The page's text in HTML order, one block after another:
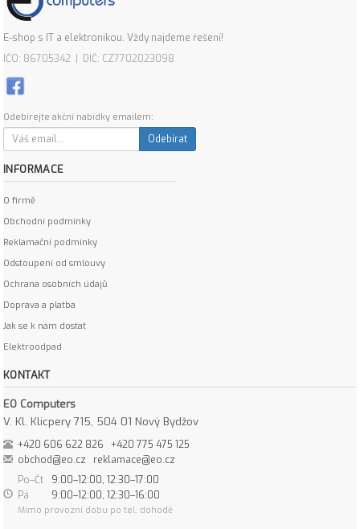
E-shop s IT a elektronikou. Vždy najdeme řešení!
IČO: 86705342 | DIČ: CZ7702023098
Odebírejte akční nabídky emailem:
Odebírat
INFORMACE
O firmě
Obchodní podmínky
Reklamační podmínky
Odstoupení od smlouvy
Ochrana osobních údajů
Doprava a platba
Jak se k nám dostat
Elektroodpad
KONTAKT
EO Computers
V. Kl. Klicpery 715, 504 01 Nový Bydžov
+420 606 622 826
+420 775 475 125
obchod@eo.cz
reklamace@eo.cz
Po–Čt
9:00–12:00, 12:30–17:00
Pá
9:00–12:00, 12:30–16:00
Mimo provozní dobu po tel. dohodě